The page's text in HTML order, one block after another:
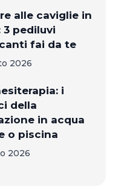
alle caviglie in
3 pediluvi
fai da te
2026
i
della
in acqua
o piscina
2026